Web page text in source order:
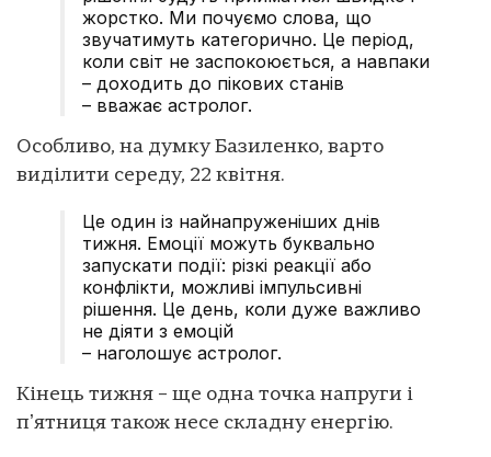
жорстко. Ми почуємо слова, що
звучатимуть категорично. Це період,
коли світ не заспокоюється, а навпаки
– доходить до пікових станів
– вважає астролог.
Особливо, на думку Базиленко, варто
виділити середу, 22 квітня.
Це один із найнапруженіших днів
тижня. Емоції можуть буквально
запускати події: різкі реакції або
конфлікти, можливі імпульсивні
рішення. Це день, коли дуже важливо
не діяти з емоцій
– наголошує астролог.
Кінець тижня – ще одна точка напруги і
пʼятниця також несе складну енергію.